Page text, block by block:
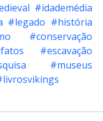
#idademédia
#legado #história
#conservação
#escavação
#museus